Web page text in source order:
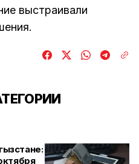
выстраивали